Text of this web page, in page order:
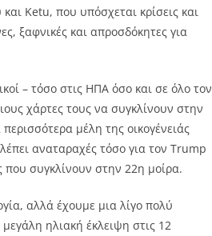
Ketu, που υπόσχεται κρίσεις και
ξαφνικές και απροσδόκητες για
– τόσο στις ΗΠΑ όσο και σε όλο τον
χάρτες τους να συγκλίνουν στην
μέλη της οικογένειάς
αναταραχές τόσο για τον Trump
που συγκλίνουν στην 22η μοίρα.
αλλά έχουμε μια λίγο πολύ
ηλιακή έκλειψη στις 12